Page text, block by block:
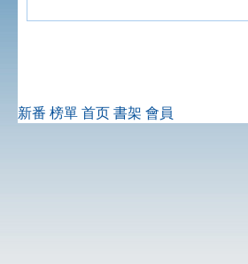
新番 榜單 首页 書架 會員